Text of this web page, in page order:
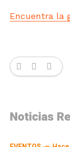
Encuentra la
Noticias